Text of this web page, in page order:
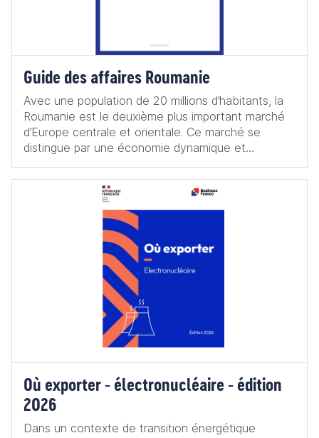
Guide des affaires Roumanie
Avec une population de 20 millions d’habitants, la
Roumanie est le deuxième plus important marché
d’Europe centrale et orientale. Ce marché se
distingue par une économie dynamique et
particulièrement résiliente : au sortir de l’année
2023, l’économie roumaine a confirmé la 6e plus
forte croissance de l’Union européenne, avec un
taux de croissance estimé à presque +2,1 % et un
PIB record de 323 Mds EUR. La Roumanie
présente de très nombreuses opportunités et
prouve être un excellent relai de croissance pour
les entreprises françaises, aux portes de la France,
dans le confort du marché unique, au cœur de la
zone la plus dynamique de l’Union européenne,
dans un pays profondément européen et
étonnamment francophile.
Où exporter - électronucléaire - édition
2026
Dans un contexte de transition énergétique